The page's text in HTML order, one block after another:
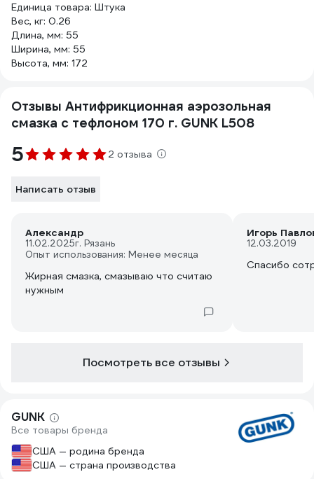
Единица товара: Штука
Вес, кг: 0.26
Длина, мм: 55
Ширина, мм: 55
Высота, мм: 172
Отзывы Антифрикционная аэрозольная
смазка с тефлоном 170 г. GUNK L508
5 2 отзыва
Написать отзыв
Александр
11.02.2025г. Рязань
Опыт использования: Менее месяца
Жирная смазка, смазываю что считаю
нужным
Игорь
12.03.2019
Спасибо
Посмотреть все отзывы
GUNK
Все товары бренда
США — родина бренда
США — страна производства